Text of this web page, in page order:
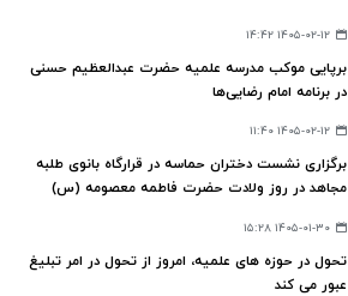
۱۴۰۵-۰۲-۱۲ ۱۴:۴۲
برپایی موکب مدرسه علمیه حضرت عبدالعظیم حسنی
در برنامه امام رضایی‌ها
۱۴۰۵-۰۲-۱۲ ۱۱:۴۰
برگزاری نشست دختران حماسه در قرارگاه بانوی طلبه
مجاهد در روز ولادت حضرت فاطمه معصومه (س)
۱۴۰۵-۰۱-۳۰ ۱۵:۲۸
تحول در حوزه های علمیه، امروز از تحول در امر تبلیغ
عبور می کند